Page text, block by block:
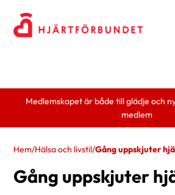
Medlemskapet är både till glädje och
medlem
Hem/Hälsa och livstil/Gång uppskjuter
Gång uppskjuter